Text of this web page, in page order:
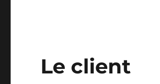
Le client